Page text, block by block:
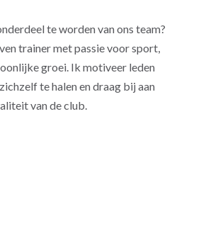
te worden van ons team?
trainer met passie voor sport,
groei. Ik motiveer leden
te halen en draag bij aan
van de club.